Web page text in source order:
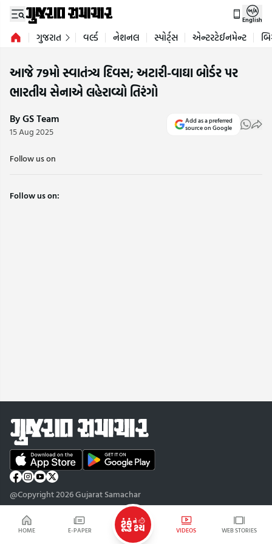
HOME E-PAPER VIDEOS WEB STORIES
English
ગુજરાત વર્લ્ડ નેશનલ સ્પોર્ટ્સ એન્ટરટેઈનમેન્ટ
આજે 79મો સ્વાતંત્ર્ય દિવસ; અટારી-વાઘા બોર્ડર પર
ભારતીય સેનાએ લહેરાવ્યો તિરંગો
By GS Team
15 Aug 2025
Add as a preferred
source on Google
Follow us on
Follow us on:
@Copyright 2026 Gujarat Samachar